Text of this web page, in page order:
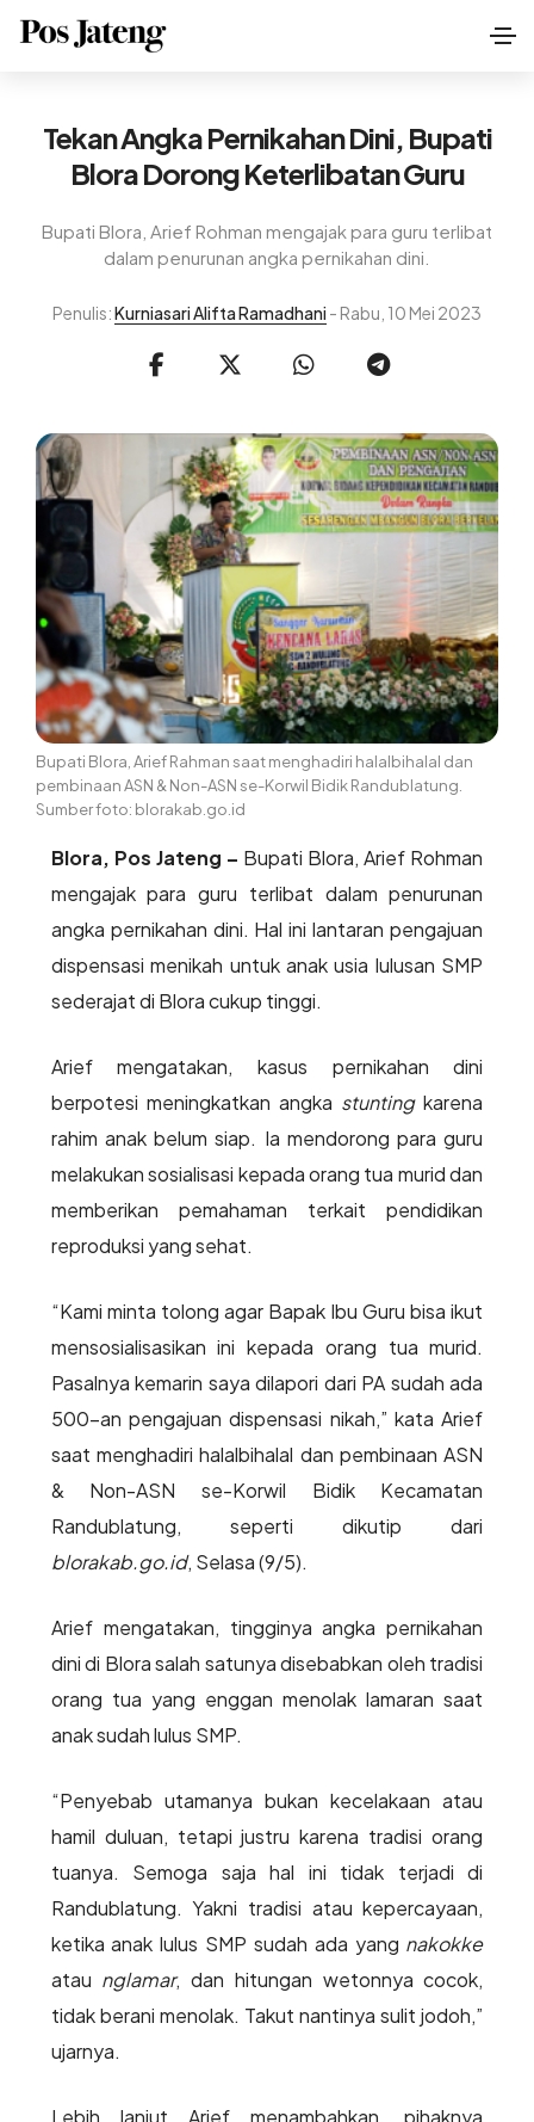
Tekan Angka Pernikahan Dini, Bupati
Blora Dorong Keterlibatan Guru
Bupati Blora, Arief Rohman mengajak para guru terlibat
dalam penurunan angka pernikahan dini.
Penulis:Kurniasari Alifta Ramadhani - Rabu, 10 Mei 2023
Bupati Blora, Arief Rahman saat menghadiri halalbihalal dan
pembinaan ASN & Non-ASN se-Korwil Bidik Randublatung.
Sumber foto: blorakab.go.id
Blora, Pos Jateng – Bupati Blora, Arief Rohman
mengajak para guru terlibat dalam penurunan
angka pernikahan dini. Hal ini lantaran pengajuan
dispensasi menikah untuk anak usia lulusan SMP
sederajat di Blora cukup tinggi.
Arief mengatakan, kasus pernikahan dini
berpotesi meningkatkan angka stuntingkarena
rahim anak belum siap. Ia mendorong para guru
melakukan sosialisasi kepada orang tua murid dan
memberikan pemahaman terkait pendidikan
reproduksi yang sehat.
“Kami minta tolong agar Bapak Ibu Guru bisa ikut
mensosialisasikan ini kepada orang tua murid.
Pasalnya kemarin saya dilapori dari PA sudah ada
500-an pengajuan dispensasi nikah,” kata Arief
saat menghadiri halalbihalal dan pembinaan ASN
& Non-ASN se-Korwil Bidik Kecamatan
Randublatung, seperti dikutip dari
blorakab.go.id, Selasa (9/5).
Arief mengatakan, tingginya angka pernikahan
dini di Blora salah satunya disebabkan oleh tradisi
orang tua yang enggan menolak lamaran saat
anak sudah lulus SMP.
“Penyebab utamanya bukan kecelakaan atau
hamil duluan, tetapi justru karena tradisi orang
tuanya. Semoga saja hal ini tidak terjadi di
Randublatung. Yakni tradisi atau kepercayaan,
ketika anak lulus SMP sudah ada yang nakokke
atau nglamar, dan hitungan wetonnya cocok,
tidak berani menolak. Takut nantinya sulit jodoh,”
ujarnya.
Lebih lanjut Arief menambahkan, pihaknya